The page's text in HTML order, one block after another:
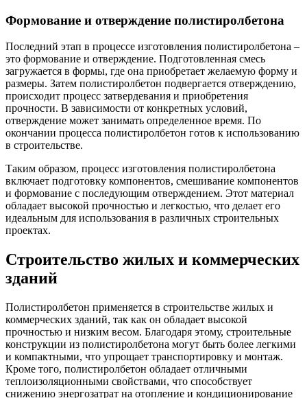
Формование и отверждение полистиролбетона
Последний этап в процессе изготовления полистиролбетона –
это формование и отверждение. Подготовленная смесь
загружается в формы, где она приобретает желаемую форму и
размеры. Затем полистиролбетон подвергается отверждению,
происходит процесс затвердевания и приобретения
прочности. В зависимости от конкретных условий,
отверждение может занимать определенное время. По
окончании процесса полистиролбетон готов к использованию
в строительстве.
Таким образом, процесс изготовления полистиролбетона
включает подготовку компонентов, смешивание компонентов
и формование с последующим отверждением. Этот материал
обладает высокой прочностью и легкостью, что делает его
идеальным для использования в различных строительных
проектах.
Строительство жилых и коммерческих
зданий
Полистиролбетон применяется в строительстве жилых и
коммерческих зданий, так как он обладает высокой
прочностью и низким весом. Благодаря этому, строительные
конструкции из полистиролбетона могут быть более легкими
и компактными, что упрощает транспортировку и монтаж.
Кроме того, полистиролбетон обладает отличными
теплоизоляционными свойствами, что способствует
снижению энергозатрат на отопление и кондиционирование